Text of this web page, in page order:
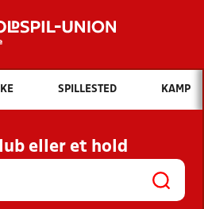
Hvad vil du søge efter?
INDHOLD OG NYHEDER
KLUBBER OG
HOLD
SPILLESTED KAMP
eller et hold